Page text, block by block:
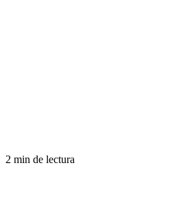
2 min de lectura